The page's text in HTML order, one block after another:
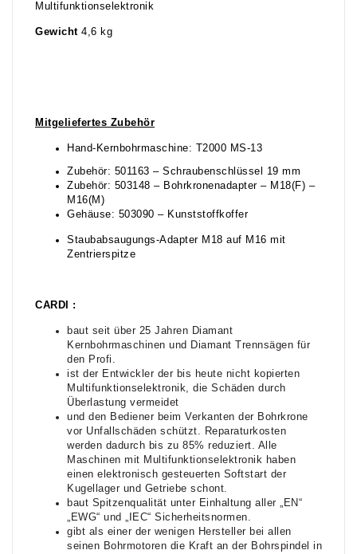
Multifunktionselektronik
Gewicht 4,6 kg
Mitgeliefertes Zubehör
Hand-Kernbohrmaschine: T2000 MS-13
Zubehör: 501163 – Schraubenschlüssel 19 mm
Zubehör: 503148 – Bohrkronenadapter – M18(F) –
M16(M)
Gehäuse: 503090 – Kunststoffkoffer
Staubabsaugungs-Adapter M18 auf M16 mit
Zentrierspitze
CARDI :
baut seit über 25 Jahren Diamant
Kernbohrmaschinen und Diamant Trennsägen für
den Profi.
ist der Entwickler der bis heute nicht kopierten
Multifunktionselektronik, die Schäden durch
Überlastung vermeidet
und den Bediener beim Verkanten der Bohrkrone
vor Unfallschäden schützt. Reparaturkosten
werden dadurch bis zu 85% reduziert. Alle
Maschinen mit Multifunktionselektronik haben
einen elektronisch gesteuerten Softstart der
Kugellager und Getriebe schont.
baut Spitzenqualität unter Einhaltung aller „EN“
„EWG“ und „IEC“ Sicherheitsnormen.
gibt als einer der wenigen Hersteller bei allen
seinen Bohrmotoren die Kraft an der Bohrspindel in